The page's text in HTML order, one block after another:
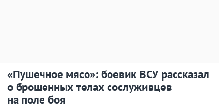
«Пушечное мясо»: боевик ВСУ рассказал
о брошенных телах сослуживцев
на поле боя